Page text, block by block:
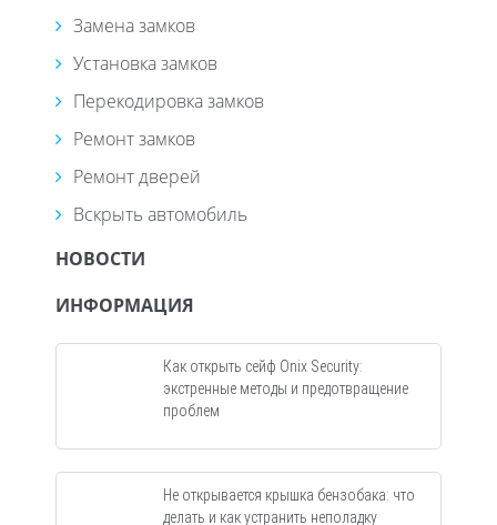
Замена замков
Установка замков
Перекодировка замков
Ремонт замков
Ремонт дверей
Вскрыть автомобиль
НОВОСТИ
ИНФОРМАЦИЯ
Как открыть сейф Onix Security:
экстренные методы и предотвращение
проблем
Не открывается крышка бензобака: что
делать и как устранить неполадку